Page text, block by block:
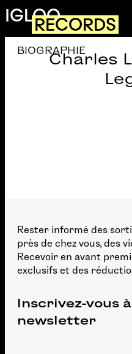
Aller au contenu principal
IGLOORECORDS
Charles
BIOGRAPHIE
Rester informé des
près de chez vous, des
Recevoir en avant
exclusifs et des
Inscrivez-vous
newsletter